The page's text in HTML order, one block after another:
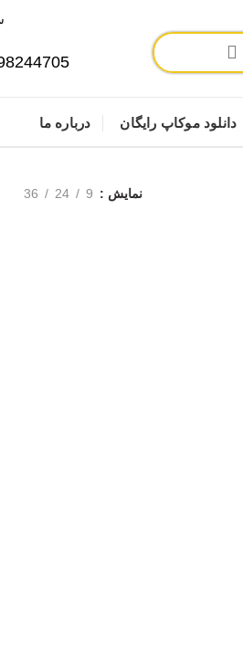
- 021-77540187
دانلود موکاپ رایگان درباره ما
نمایش 9
24
36